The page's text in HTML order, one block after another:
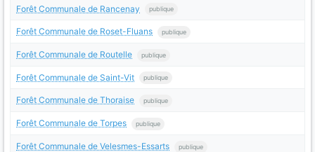
Forêt Communale de Rancenay publique
Forêt Communale de Roset-Fluans publique
Forêt Communale de Routelle publique
Forêt Communale de Saint-Vit publique
Forêt Communale de Thoraise publique
Forêt Communale de Torpes publique
Forêt Communale de Velesmes-Essarts publique